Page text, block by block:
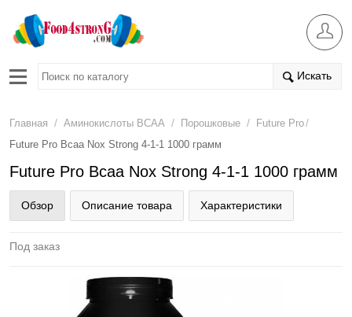
Искать
Главная / Аминокислоты BCAA / Порошковые / Future Pro/
Future Pro Bcaa Nox Strong 4-1-1 1000 грамм
Future Pro Bcaa Nox Strong 4-1-1 1000 грамм
Обзор Описание товара Характеристики
Под заказ